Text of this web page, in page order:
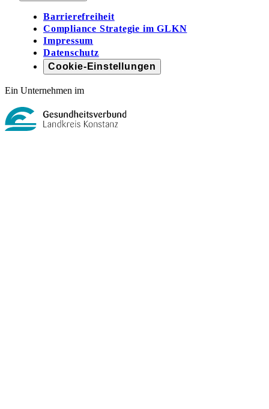
Barrierefreiheit
Compliance Strategie im GLKN
Impressum
Datenschutz
Cookie-Einstellungen
Ein Unternehmen im